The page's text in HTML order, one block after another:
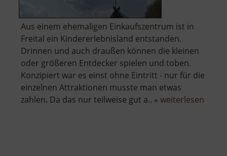
Aus einem ehemaligen Einkaufszentrum ist in
Freital ein Kindererlebnisland entstanden.
Drinnen und auch draußen können die kleinen
oder größeren Entdecker spielen und toben.
Konzipiert war es einst ohne Eintritt - nur für die
einzelnen Attraktionen musste man etwas
zahlen. Da das nur teilweise gut a.. » weiterlesen